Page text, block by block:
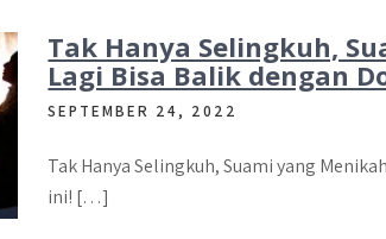
Tak Hanya Selingkuh,
Lagi Bisa Balik dengan
SEPTEMBER 24, 2022
Tak Hanya Selingkuh, Suami yang
ini! […]